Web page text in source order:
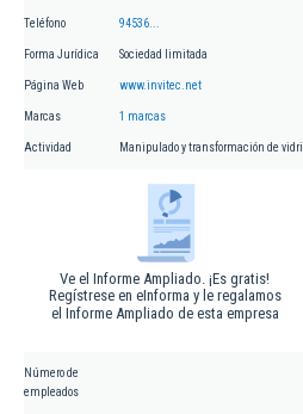
Teléfono 94536...
Forma Jurídica Sociedad limitada
Página Web www.invitec.net
Marcas 1 marcas
Actividad Manipulado y transformación de
Ve el Informe Ampliado. ¡Es gratis!
Regístrese en eInforma y le regalamos
el Informe Ampliado de esta empresa
Número de
empleados